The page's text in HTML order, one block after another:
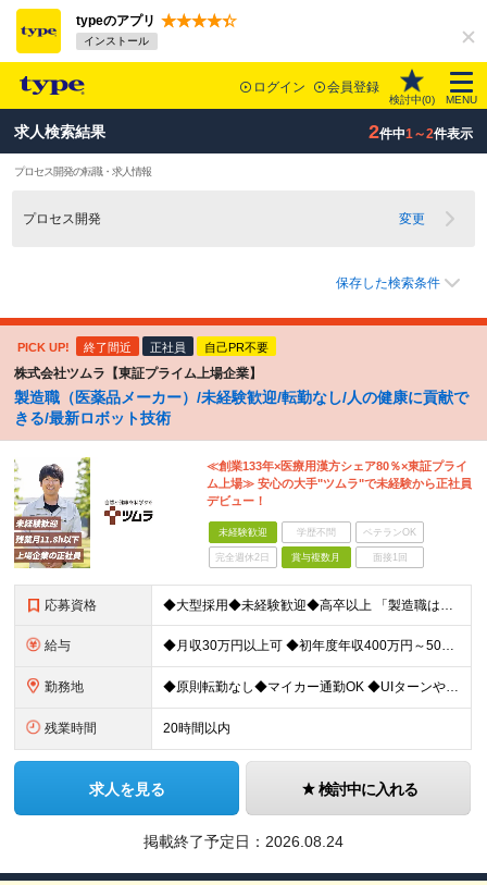
typeのアプリ
インストール
ログイン 会員登録
検討中(0) MENU
求人検索結果 2件中1～2件表示
プロセス開発の転職・求人情報
プロセス開発 変更
保存した検索条件
PICK UP! 終了間近 正社員 自己PR不要
株式会社ツムラ【東証プライム上場企業】
製造職（医薬品メーカー）/未経験歓迎/転勤なし/人の健康に貢献で
きる/最新ロボット技術
≪創業133年×医療用漢方シェア80％×東証プライ
ム上場≫ 安心の大手"ツムラ"で未経験から正社員
デビュー！
未経験歓迎 学歴不問 ベテランOK
完全週休2日 賞与複数月 面接1回
応募資格 ◆大型採用◆未経験歓迎◆高卒以上 「製造職は初めて…」という方でも大丈夫。 イチから丁寧にお教えしますのでご安心ください。 ＼こんなアナタにピッタリ／ ◎「人の健康に貢献したい」という想いがある
給与 ◆月収30万円以上可 ◆初年度年収400万円～500万円想定 月給21万7,080円～22万7,810円＋各種手当＋賞与年2回 ★「手当」や「賞与」が手厚いため、1年目未経験でも年収400万円以上
勤務地 ◆原則転勤なし◆マイカー通勤OK ◆UIターンや移住転職歓迎。Web面接実施中 ＜茨城工場＞ 茨城県稲敷郡阿見町吉原3586 ┗クリーンで働きやすいのが魅力です。 ★豊かな自然と便利な生活環境が調
残業時間 20時間以内
求人を見る 検討中に入れる
掲載終了予定日： 2026.08.24